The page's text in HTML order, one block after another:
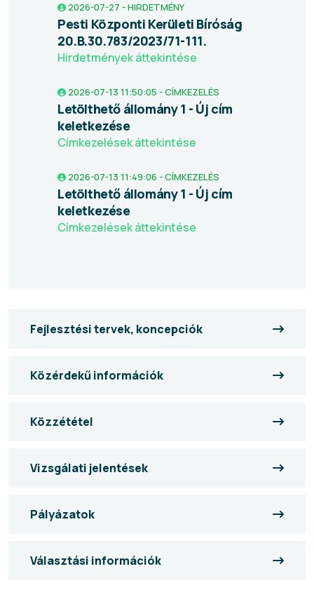
2026-07-27 - HIRDETMÉNY
Pesti Központi Kerületi Bíróság
20.B.30.783/2023/71-111.
Hirdetmények áttekintése
2026-07-13 11:50:05 - CÍMKEZELÉS
Letölthető állomány 1 - Új cím
keletkezése
Címkezelések áttekintése
2026-07-13 11:49:06 - CÍMKEZELÉS
Letölthető állomány 1 - Új cím
keletkezése
Címkezelések áttekintése
Fejlesztési tervek, koncepciók
Közérdekű információk
Közzététel
Vizsgálati jelentések
Pályázatok
Választási információk